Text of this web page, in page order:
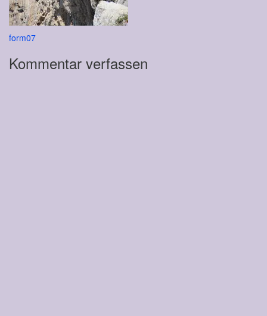
Beitragsnavigation
form07
Kommentar verfassen